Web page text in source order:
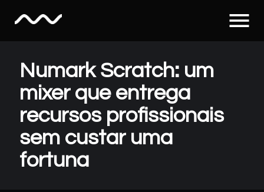
menu
Numark Scratch: um
mixer que entrega
recursos profissionais
sem custar uma
fortuna